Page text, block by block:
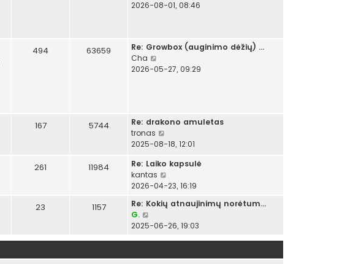
e
ū
r
ė
u
a
u
i
s
r
e
2026-08-01, 08:46
494 63659
Re: Growbox (auginimo dėžių) …
Cha
e
r
ė
t
n
a
u
j
u
u
2026-05-27, 09:29
167 5744
Re: drakono amuletas
tronas
e
ž
i
ū
ė
n
2025-08-18, 12:01
261 11984
Re: Laiko kapsulė
kantas
e
ž
ū
r
2026-04-23, 16:19
23 1157
Re: Kokių atnaujinimų norėtum…
G.
e
i
2025-06-26, 19:03